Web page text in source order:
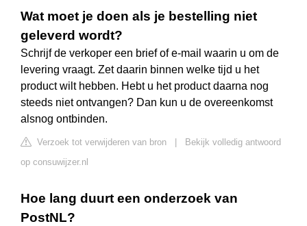
Wat moet je doen als je bestelling niet
geleverd wordt?
Schrijf de verkoper een brief of e-mail waarin u om de
levering vraagt. Zet daarin binnen welke tijd u het
product wilt hebben. Hebt u het product daarna nog
steeds niet ontvangen? Dan kun u de overeenkomst
alsnog ontbinden.
Verzoek tot verwijderen van bron
Bekijk volledig antwoord
op consuwijzer.nl
Hoe lang duurt een onderzoek van
PostNL?